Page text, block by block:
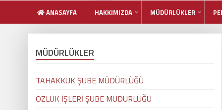
ANASAYFA HAKKIMIZDA MÜDÜRLÜKLER
MÜDÜRLÜKLER
TAHAKKUK ŞUBE MÜDÜRLÜĞÜ
ÖZLÜK İŞLERİ ŞUBE MÜDÜRLÜĞÜ